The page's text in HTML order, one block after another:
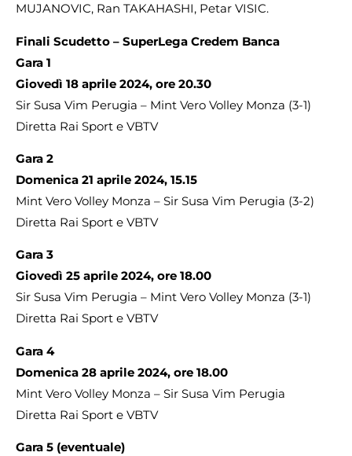
MUJANOVIC, Ran TAKAHASHI, Petar VISIC.
Finali Scudetto – SuperLega Credem Banca
Gara 1
Giovedì 18 aprile 2024, ore 20.30
Sir Susa Vim Perugia – Mint Vero Volley Monza (3-1)
Diretta Rai Sport e VBTV
Gara 2
Domenica 21 aprile 2024, 15.15
Mint Vero Volley Monza – Sir Susa Vim Perugia (3-2)
Diretta Rai Sport e VBTV
Gara 3
Giovedì 25 aprile 2024, ore 18.00
Sir Susa Vim Perugia – Mint Vero Volley Monza (3-1)
Diretta Rai Sport e VBTV
Gara 4
Domenica 28 aprile 2024, ore 18.00
Mint Vero Volley Monza – Sir Susa Vim Perugia
Diretta Rai Sport e VBTV
Gara 5 (eventuale)